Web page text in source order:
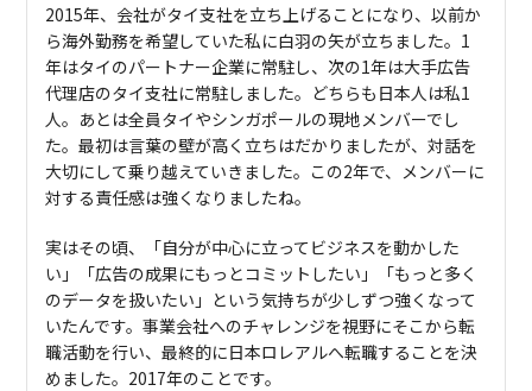
2015年、会社がタイ支社を立ち上げることになり、以前か
ら海外勤務を希望していた私に白羽の矢が立ちました。1
年はタイのパートナー企業に常駐し、次の1年は大手広告
代理店のタイ支社に常駐しました。どちらも日本人は私1
人。あとは全員タイやシンガポールの現地メンバーでし
た。最初は言葉の壁が高く立ちはだかりましたが、対話を
大切にして乗り越えていきました。この2年で、メンバーに
対する責任感は強くなりましたね。
実はその頃、「自分が中心に立ってビジネスを動かした
い」「広告の成果にもっとコミットしたい」「もっと多く
のデータを扱いたい」という気持ちが少しずつ強くなって
いたんです。事業会社へのチャレンジを視野にそこから転
職活動を行い、最終的に日本ロレアルへ転職することを決
めました。2017年のことです。